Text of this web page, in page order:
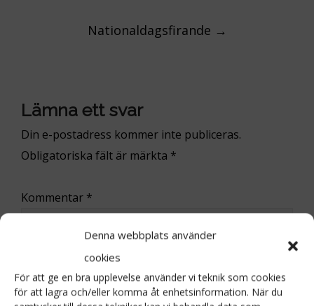
Denna webbplats använder
cookies
För att ge en bra upplevelse använder vi teknik som cookies
för att lagra och/eller komma åt enhetsinformation. När du
navigation
Nationaldagsfirande →
Lämna ett svar
Din e-postadress kommer inte publiceras.
Obligatoriska fält är märkta *
Kommentar *